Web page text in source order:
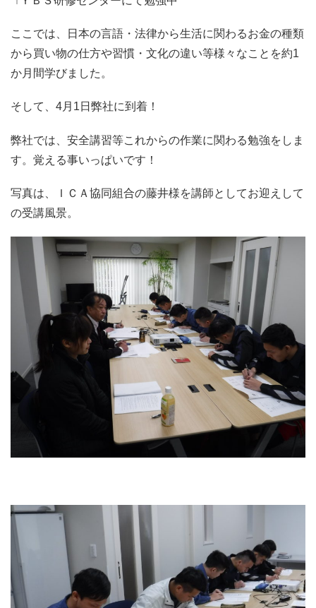
ここでは、日本の言語・法律から生活に関わるお金の種類
から買い物の仕方や習慣・文化の違い等様々なことを約1
か月間学びました。
そして、4月1日弊社に到着！
弊社では、安全講習等これからの作業に関わる勉強をしま
す。覚える事いっぱいです！
写真は、ＩＣＡ協同組合の藤井様を講師としてお迎えして
の受講風景。